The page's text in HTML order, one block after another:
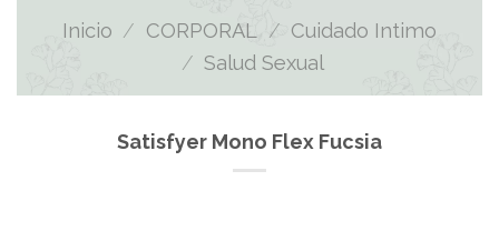
Inicio / CORPORAL / Cuidado Intimo
/ Salud Sexual
Satisfyer Mono Flex Fucsia